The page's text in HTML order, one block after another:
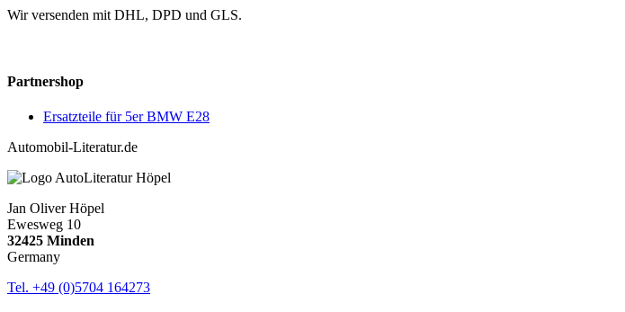
Wir versenden mit DHL, DPD und GLS.
Partnershop
Ersatzteile für 5er BMW E28
Automobil-Literatur.de
Jan Oliver Höpel
Ewesweg 10
32425 Minden
Germany
Tel. +49 (0)5704 164273